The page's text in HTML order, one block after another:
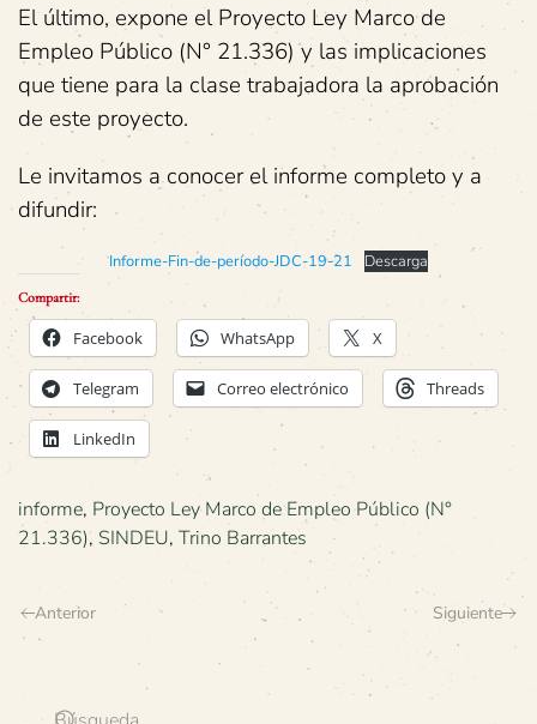
El último, expone el Proyecto Ley Marco de
Empleo Público (N° 21.336) y las implicaciones
que tiene para la clase trabajadora la aprobación
de este proyecto.
Le invitamos a conocer el informe completo y a
difundir:
Informe-Fin-de-período-JDC-19-21 Descarga
Compartir:
Facebook WhatsApp X
Telegram Correo electrónico Threads
LinkedIn
informe, Proyecto Ley Marco de Empleo Público (N°
21.336), SINDEU, Trino Barrantes
Anterior Siguiente